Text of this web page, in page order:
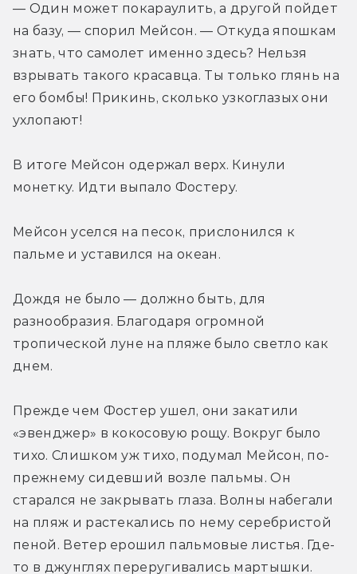
— Один может покараулить, а другой пойдет
на базу, — спорил Мейсон. — Откуда япошкам
знать, что самолет именно здесь? Нельзя
взрывать такого красавца. Ты только глянь на
его бомбы! Прикинь, сколько узкоглазых они
ухлопают!
В итоге Мейсон одержал верх. Кинули
монетку. Идти выпало Фостеру.
Мейсон уселся на песок, прислонился к
пальме и уставился на океан.
Дождя не было — должно быть, для
разнообразия. Благодаря огромной
тропической луне на пляже было светло как
днем.
Прежде чем Фостер ушел, они закатили
«эвенджер» в кокосовую рощу. Вокруг было
тихо. Слишком уж тихо, подумал Мейсон, по-
прежнему сидевший возле пальмы. Он
старался не закрывать глаза. Волны набегали
на пляж и растекались по нему серебристой
пеной. Ветер ерошил пальмовые листья. Где-
то в джунглях переругивались мартышки.